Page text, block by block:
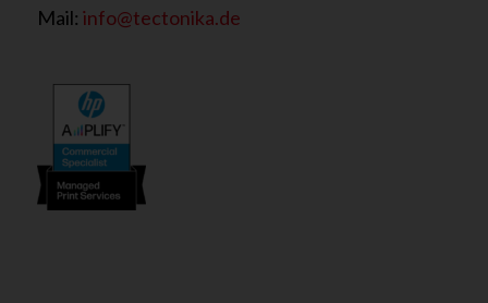
Mail: info@tectonika.de